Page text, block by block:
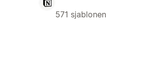
571 sjablonen